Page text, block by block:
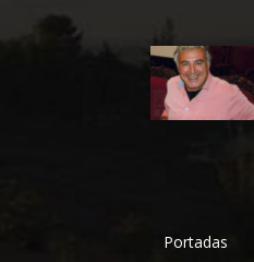
Portadas